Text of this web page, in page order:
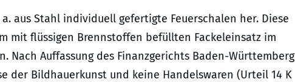
aus Stahl individuell gefertigte Feuerschalen her. Diese
mit flüssigen Brennstoffen befüllten Fackeleinsatz im
Nach Auffassung des Finanzgerichts Baden-Württemberg
der Bildhauerkunst und keine Handelswaren (Urteil 14 K